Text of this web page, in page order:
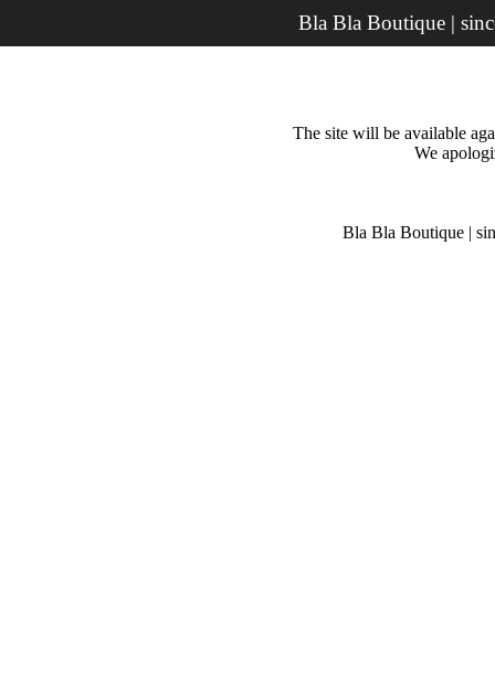
Bla Bla Boutique |
The site will be available
We
Bla Bla Boutique |